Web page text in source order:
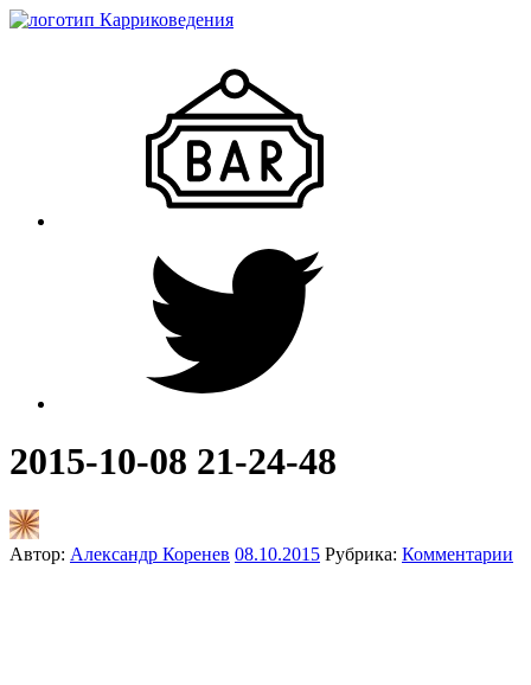
2015-10-08 21-24-48
Автор: Александр Коренев 08.10.2015 Рубрика: Комментарии